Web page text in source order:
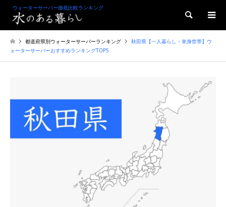
ウォーターサーバー徹底比較ランキング
検索
都道府県別ウォーターサーバーランキング
秋田県【一人暮らし・単身世帯】ウ
ォーターサーバーおすすめランキングTOP5